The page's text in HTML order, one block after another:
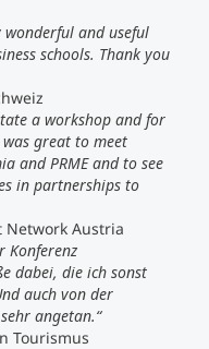
and useful
schools. Thank you
a workshop and for
great to meet
and PRME and to see
in partnerships to
Network Austria
Konferenz
dabei, die ich sonst
auch von der
angetan.“
Tourismus